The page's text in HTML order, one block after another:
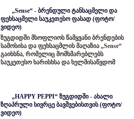
„Sense“ - ბრენდული ტანსაცმელი და
ფეხსაცმელი საუკეთესო ფასად (ფოტო/
ვიდეო)
ზუგდიდში მსოფლიოს წამყვანი ბრენდების
სამოსისა და ფეხსაცმლის მაღაზია „Sense“
გაიხსნა, რომელიც მომხმარებლებს
საუკეთესო ხარისხსა და ხელმისაწვდომ
„HAPPY PEPPI“ ზუგდიდში - ახალი
ზღაპრული სივრცე ბავშვებისთვის (ფოტო/
ვიდეო)